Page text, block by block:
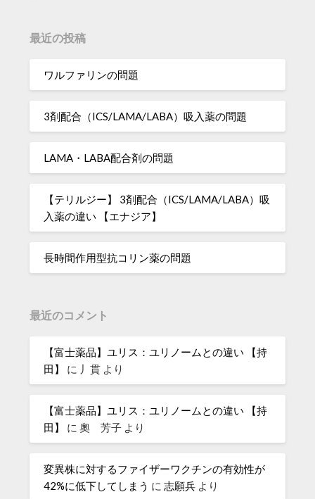
最近の投稿
ワルファリンの問題
3剤配合（ICS/LAMA/LABA）吸入薬の問題
LAMA・LABA配合剤の問題
【テリルジー】 3剤配合（ICS/LAMA/LABA）吸
入薬の違い 【エナジア】
長時間作用型抗コリン薬の問題
最近のコメント
【富士薬品】ユリス：ユリノームとの違い 【持
田】
に 丿貫 より
【富士薬品】ユリス：ユリノームとの違い 【持
田】
に奧 芳子 より
変異株に対するファイザーワクチンの有効性が
42%に低下してしまう に志願兵 より